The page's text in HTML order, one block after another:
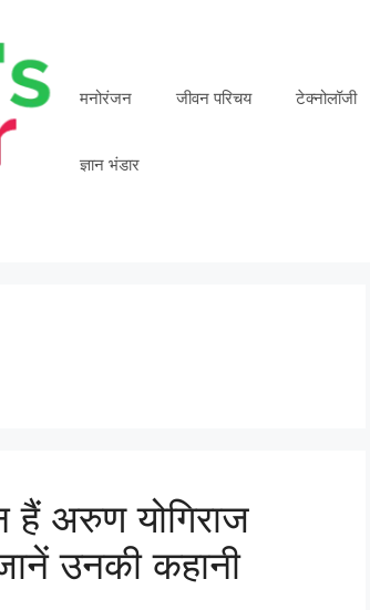
मनोरंजन जीवन परिचय टेक्नोलॉजी
ज्ञान भंडार
अरुण योगिराज
उनकी कहानी